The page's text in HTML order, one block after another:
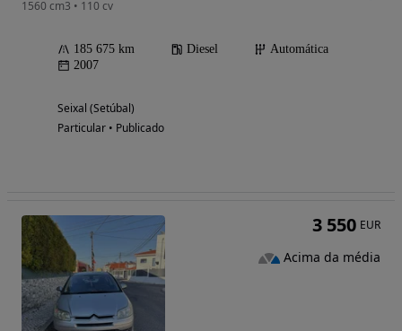
1560 cm3 • 110 cv
185 675 km Diesel
Automática
2007
Seixal (Setúbal)
Particular • Publicado
3 550 EUR
Acima da média